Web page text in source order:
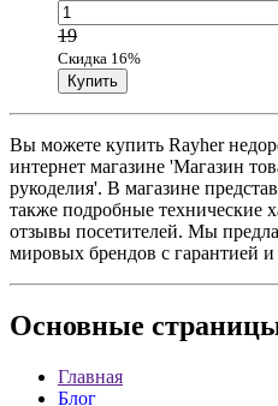
19
Скидка 16%
Вы можете купить Rayher
интернет магазине 'Магазин
рукоделия'. В магазине
также подробные технические
отзывы посетителей. Мы
мировых брендов с гарантией и
Основные
Главная
Блог